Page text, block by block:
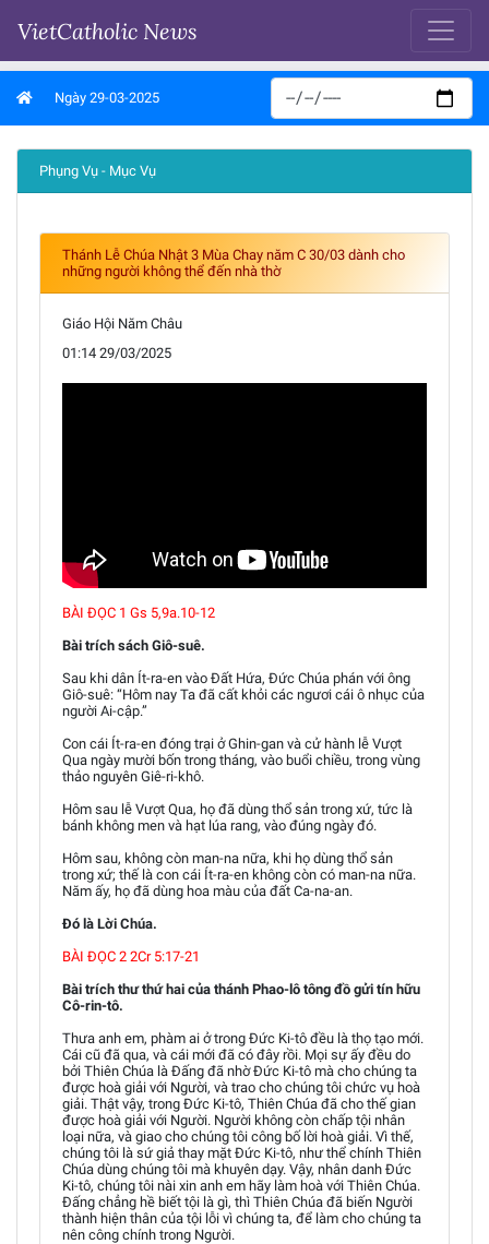
VietCatholic News
Ngày 29-03-2025
Phụng Vụ - Mục Vụ
Thánh Lễ Chúa Nhật 3 Mùa Chay năm C 30/03 dành cho
những người không thể đến nhà thờ
Giáo Hội Năm Châu
01:14 29/03/2025
BÀI ĐỌC 1 Gs 5,9a.10-12
Bài trích sách Giô-suê.
Sau khi dân Ít-ra-en vào Đất Hứa, Đức Chúa phán với ông
Giô-suê: “Hôm nay Ta đã cất khỏi các ngươi cái ô nhục của
người Ai-cập.”
Con cái Ít-ra-en đóng trại ở Ghin-gan và cử hành lễ Vượt
Qua ngày mười bốn trong tháng, vào buổi chiều, trong vùng
thảo nguyên Giê-ri-khô.
Hôm sau lễ Vượt Qua, họ đã dùng thổ sản trong xứ, tức là
bánh không men và hạt lúa rang, vào đúng ngày đó.
Hôm sau, không còn man-na nữa, khi họ dùng thổ sản
trong xứ; thế là con cái Ít-ra-en không còn có man-na nữa.
Năm ấy, họ đã dùng hoa màu của đất Ca-na-an.
Đó là Lời Chúa.
BÀI ĐỌC 2 2Cr 5:17-21
Bài trích thư thứ hai của thánh Phao-lô tông đồ gửi tín hữu
Cô-rin-tô.
Thưa anh em, phàm ai ở trong Đức Ki-tô đều là thọ tạo mới.
Cái cũ đã qua, và cái mới đã có đây rồi. Mọi sự ấy đều do
bởi Thiên Chúa là Đấng đã nhờ Đức Ki-tô mà cho chúng ta
được hoà giải với Người, và trao cho chúng tôi chức vụ hoà
giải. Thật vậy, trong Đức Ki-tô, Thiên Chúa đã cho thế gian
được hoà giải với Người. Người không còn chấp tội nhân
loại nữa, và giao cho chúng tôi công bố lời hoà giải. Vì thế,
chúng tôi là sứ giả thay mặt Đức Ki-tô, như thể chính Thiên
Chúa dùng chúng tôi mà khuyên dạy. Vậy, nhân danh Đức
Ki-tô, chúng tôi nài xin anh em hãy làm hoà với Thiên Chúa.
Đấng chẳng hề biết tội là gì, thì Thiên Chúa đã biến Người
thành hiện thân của tội lỗi vì chúng ta, để làm cho chúng ta
nên công chính trong Người.